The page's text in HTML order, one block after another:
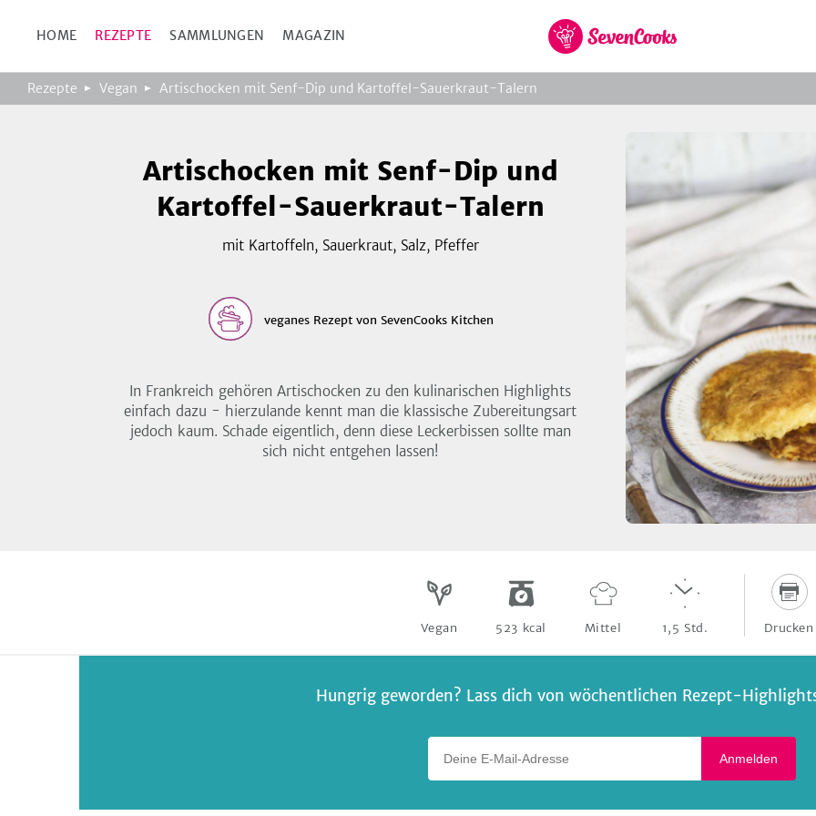
HOME REZEPTE SAMMLUNGEN MAGAZIN
zur
Rezepte Vegan Artischocken mit Senf-Dip und Kartoffel-Sauerkraut-Talern
Bild
zeigen
Artischocken mit Senf-Dip und
Kartoffel-Sauerkraut-Talern
mit Kartoffeln, Sauerkraut, Salz, Pfeffer
veganes Rezeptvon SevenCooks Kitchen
In Frankreich gehören Artischocken zu den kulinarischen Highlights
einfach dazu - hierzulande kennt man die klassische Zubereitungsart
jedoch kaum. Schade eigentlich, denn diese Leckerbissen sollte man
sich nicht entgehen lassen!
Vegan 523 kcal Mittel 1,5 Std. Drucken
Hungrig geworden? Lass dich von wöchentlichen Rezept-
Anmelden